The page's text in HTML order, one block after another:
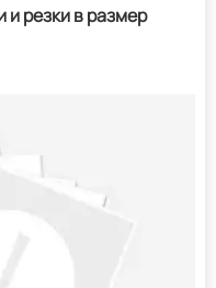
и резки в размер